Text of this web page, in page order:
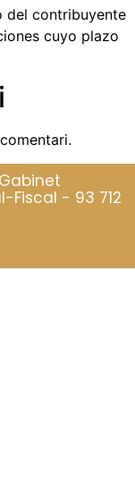
del contribuyente
cuyo plazo
Fiscal - 93 712